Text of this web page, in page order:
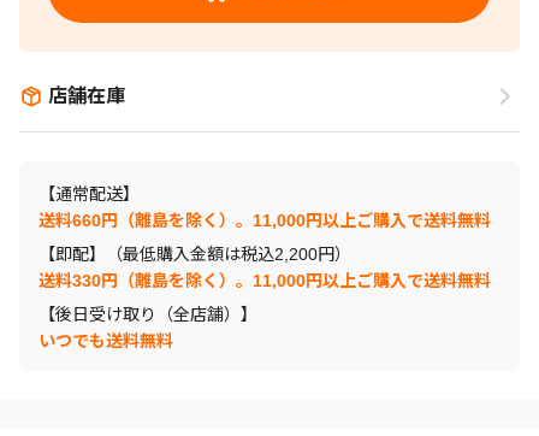
店舗在庫
【通常配送】
送料660円（離島を除く）。11,000円以上ご購入で送料無料
【即配】（最低購入金額は税込2,200円）
送料330円（離島を除く）。11,000円以上ご購入で送料無料
【後日受け取り（全店舗）】
いつでも送料無料